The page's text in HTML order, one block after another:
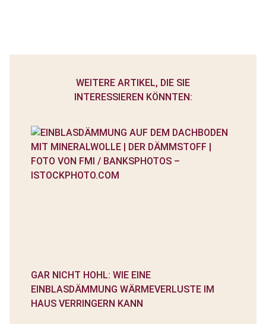
WEITERE ARTIKEL, DIE SIE
INTERESSIEREN KÖNNTEN:
GAR NICHT HOHL: WIE EINE
EINBLASDÄMMUNG WÄRMEVERLUSTE IM
HAUS VERRINGERN KANN